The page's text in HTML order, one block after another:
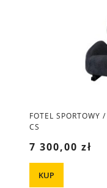
FOTEL SPORTOWY
CS
7 300,00 zł
KUP